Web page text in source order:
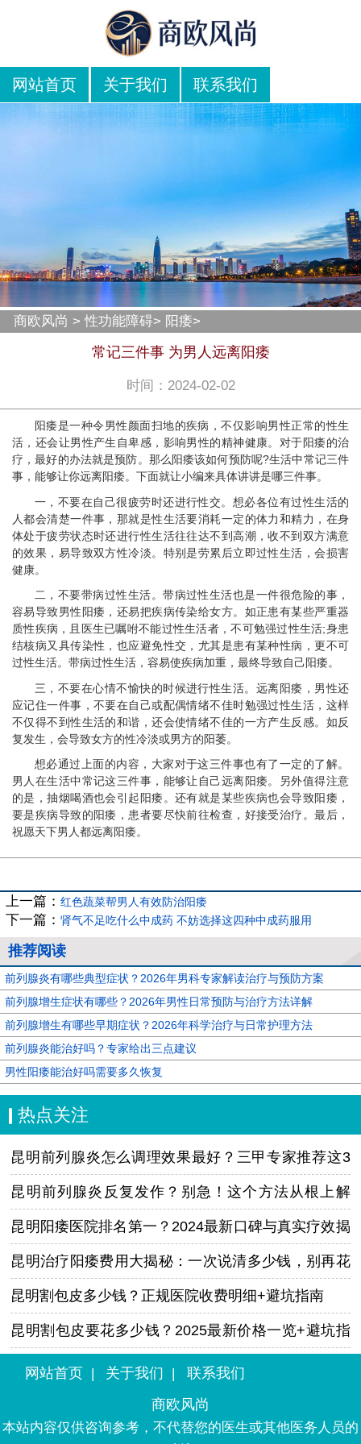
网站首页 关于我们 联系我们
商欧风尚 >性功能障碍> 阳痿>
常记三件事 为男人远离阳痿
时间：2024-02-02
阳痿是一种令男性颜面扫地的疾病，不仅影响男性正常的性生
活，还会让男性产生自卑感，影响男性的精神健康。对于阳痿的治
疗，最好的办法就是预防。那么阳痿该如何预防呢?生活中常记三件
事，能够让你远离阳痿。下面就让小编来具体讲讲是哪三件事。
一，不要在自己很疲劳时还进行性交。想必各位有过性生活的
人都会清楚一件事，那就是性生活要消耗一定的体力和精力，在身
体处于疲劳状态时还进行性生活往往达不到高潮，收不到双方满意
的效果，易导致双方性冷淡。特别是劳累后立即过性生活，会损害
健康。
二，不要带病过性生活。带病过性生活也是一件很危险的事，
容易导致男性阳痿，还易把疾病传染给女方。如正患有某些严重器
质性疾病，且医生已嘱咐不能过性生活者，不可勉强过性生活;身患
结核病又具传染性，也应避免性交，尤其是患有某种性病，更不可
过性生活。带病过性生活，容易使疾病加重，最终导致自己阳痿。
三，不要在心情不愉快的时候进行性生活。远离阳痿，男性还
应记住一件事，不要在自己或配偶情绪不佳时勉强过性生活，这样
不仅得不到性生活的和谐，还会使情绪不佳的一方产生反感。如反
复发生，会导致女方的性冷淡或男方的阳萎。
想必通过上面的内容，大家对于这三件事也有了一定的了解。
男人在生活中常记这三件事，能够让自己远离阳痿。另外值得注意
的是，抽烟喝酒也会引起阳痿。还有就是某些疾病也会导致阳痿，
要是疾病导致的阳痿，患者要尽快前往检查，好接受治疗。最后，
祝愿天下男人都远离阳痿。
上一篇： 红色蔬菜帮男人有效防治阳痿
下一篇： 肾气不足吃什么中成药 不妨选择这四种中成药服用
推荐阅读
前列腺炎有哪些典型症状？2026年男科专家解读治疗与预防方案
前列腺增生症状有哪些？2026年男性日常预防与治疗方法详解
前列腺增生有哪些早期症状？2026年科学治疗与日常护理方法
前列腺炎能治好吗？专家给出三点建议
男性阳痿能治好吗需要多久恢复
热点关注
昆明前列腺炎怎么调理效果最好？三甲专家推荐这3
个方法，在家就能做
昆明前列腺炎反复发作？别急！这个方法从根上解
决，已多人受益
昆明阳痿医院排名第一？2024最新口碑与真实疗效揭
秘！
昆明治疗阳痿费用大揭秘：一次说清多少钱，别再花
冤枉钱！
昆明割包皮多少钱？正规医院收费明细+避坑指南
昆明割包皮要花多少钱？2025最新价格一览+避坑指
网站首页 | 关于我们 |
联系我们
商欧风尚
本站内容仅供咨询参考，不代替您的医生或其他医务人员的